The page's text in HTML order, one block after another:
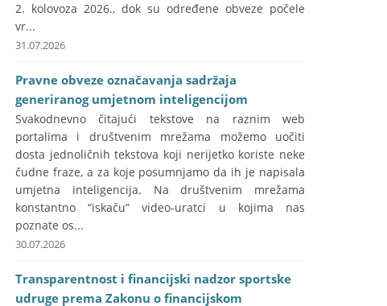
2. kolovoza 2026., dok su određene obveze počele
vr...
31.07.2026
Pravne obveze označavanja sadržaja
generiranog umjetnom inteligencijom
Svakodnevno čitajući tekstove na raznim web
portalima i društvenim mrežama možemo uočiti
dosta jednoličnih tekstova koji nerijetko koriste neke
čudne fraze, a za koje posumnjamo da ih je napisala
umjetna inteligencija. Na društvenim mrežama
konstantno “iskaču” video-uratci u kojima nas
poznate os...
30.07.2026
Transparentnost i financijski nadzor sportske
udruge prema Zakonu o financijskom